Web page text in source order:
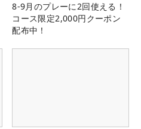
8-9月のプレーに2回使える！
コース限定2,000円クーポン
配布中！